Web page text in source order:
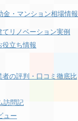
金・マンション相場情報
リノベーション実例
役立ち情報
者の評判・口コミ徹底比
訪問記
ュー